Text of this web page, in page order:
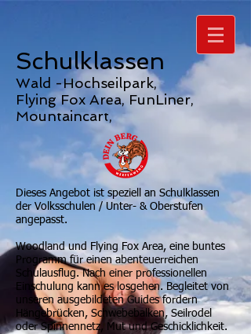
Schulklassen
Wald -Hochseilpark,
Flying Fox Area, FunLiner,
Mountaincart,
Dieses Angebot ist speziell an Schulklassen
der Volksschulen / Unter- & Oberstufen
angepasst.
Woodland und Flying Fox Area, eine buntes
Programm für einen abenteuerreichen
Schulausflug. Nach einer professionellen
Einschulung kann es losgehen. Begleitet von
unseren ausgebildeten Guides fordern
Hängebrücken, Schwebebalken, Seilrodel
oder Spinnennetz, Mut und Geschicklichkeit.